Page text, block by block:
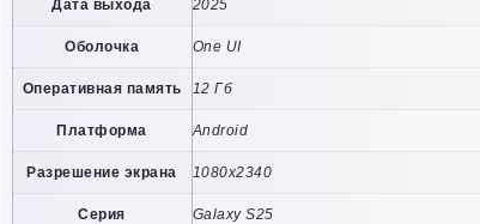
Дата выхода 2025
Оболочка One UI
Оперативная память 12 Гб
Платформа Android
Разрешение экрана 1080х2340
Серия Galaxy S25